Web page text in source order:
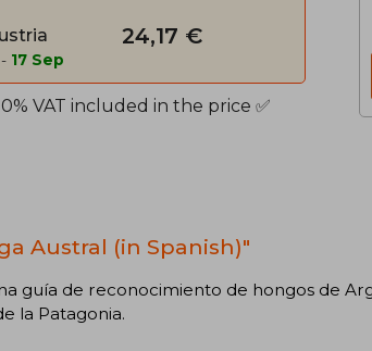
- 17 Sep
24,17 €
VAT included in the price ✅
Austral (in Spanish)"
guía de reconocimiento de hongos de
la Patagonia.